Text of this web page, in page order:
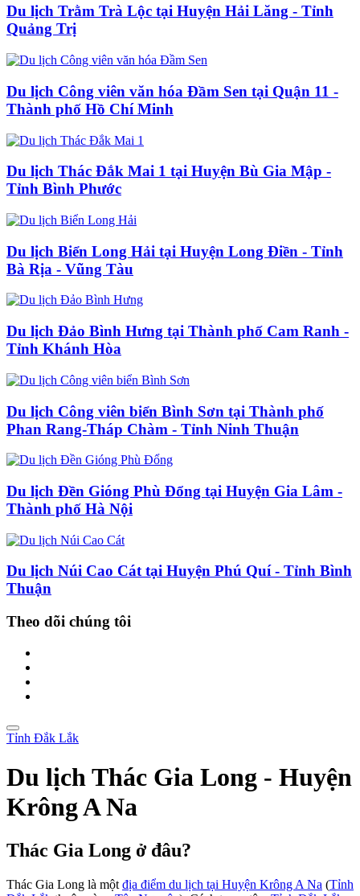
Du lịch Trằm Trà Lộc tại Huyện Hải Lăng - Tỉnh
Quảng Trị
Du lịch Công viên văn hóa Đầm Sen tại Quận 11 -
Thành phố Hồ Chí Minh
Du lịch Thác Đắk Mai 1 tại Huyện Bù Gia Mập -
Tỉnh Bình Phước
Du lịch Biển Long Hải tại Huyện Long Điền - Tỉnh
Bà Rịa - Vũng Tàu
Du lịch Đảo Bình Hưng tại Thành phố Cam Ranh -
Tỉnh Khánh Hòa
Du lịch Công viên biển Bình Sơn tại Thành phố
Phan Rang-Tháp Chàm - Tỉnh Ninh Thuận
Du lịch Đền Gióng Phù Đổng tại Huyện Gia Lâm -
Thành phố Hà Nội
Du lịch Núi Cao Cát tại Huyện Phú Quí - Tỉnh Bình
Thuận
Theo dõi chúng tôi
Tỉnh Đắk Lắk
Du lịch Thác Gia Long - Huyện
Krông A Na
Thác Gia Long ở đâu?
Thác Gia Long là một địa điểm du lịch tại Huyện Krông A Na (Tỉnh